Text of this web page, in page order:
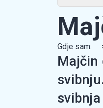
Gdje sam:
Majčin